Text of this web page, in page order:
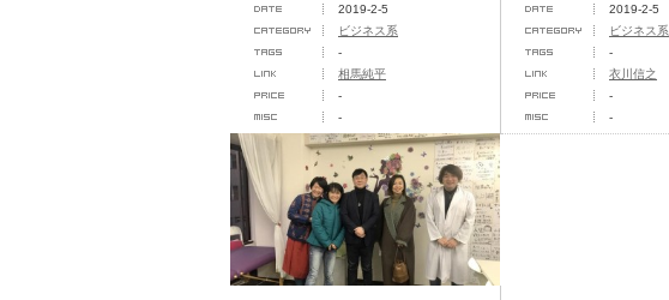
プマーケティング&導...
2019-2-5
ビジネス系
-
相馬純平
-
-
同時にもたらす」
Quantum...
2019-2-5
ビジネス系
-
衣川信之
-
-